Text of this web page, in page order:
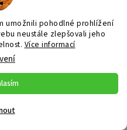
umožnili pohodlné prohlížení
neustále zlepšovali jeho
Více informací